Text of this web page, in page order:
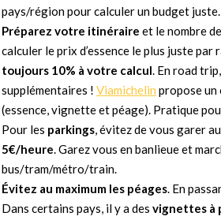
pays/région pour calculer un budget
Préparez votre itinéraire et le nombre
calculer le prix d’essence le plus juste
toujours 10% à votre calcul. En road
supplémentaires ! Viamichelin propose un
(essence, vignette et péage). Pratique
Pour les parkings, évitez de vous garer
5€/heure. Garez vous en banlieue et
bus/tram/métro/train.
Évitez au maximum les péages. En
Dans certains pays, il y a des vignettes à